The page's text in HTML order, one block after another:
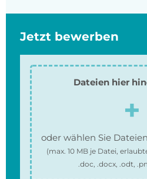
Jetzt bewerben
Dateien hier
oder wählen Sie
(max. 10 MBje Datei,
.doc, .docx, .odt,